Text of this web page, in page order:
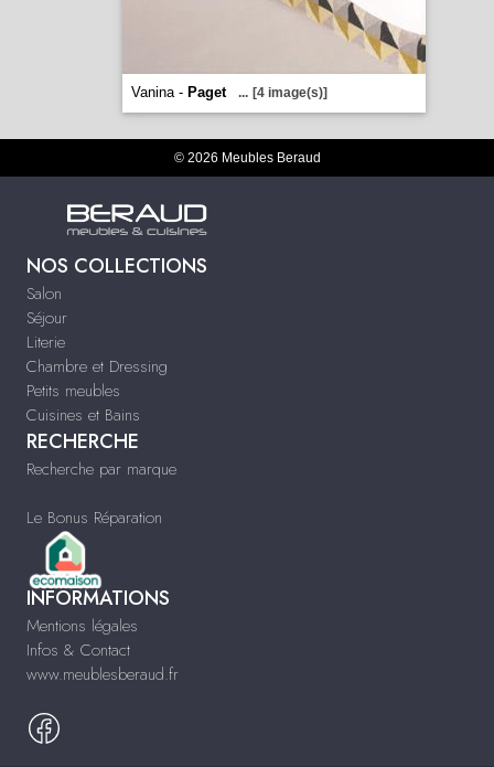
Vanina - Paget ... [4 image(s)]
© 2026 Meubles Beraud
NOS COLLECTIONS
Salon
Séjour
Literie
Chambre et Dressing
Petits meubles
Cuisines et Bains
RECHERCHE
Recherche par marque
Le Bonus Réparation
INFORMATIONS
Mentions légales
Infos & Contact
www.meublesberaud.fr